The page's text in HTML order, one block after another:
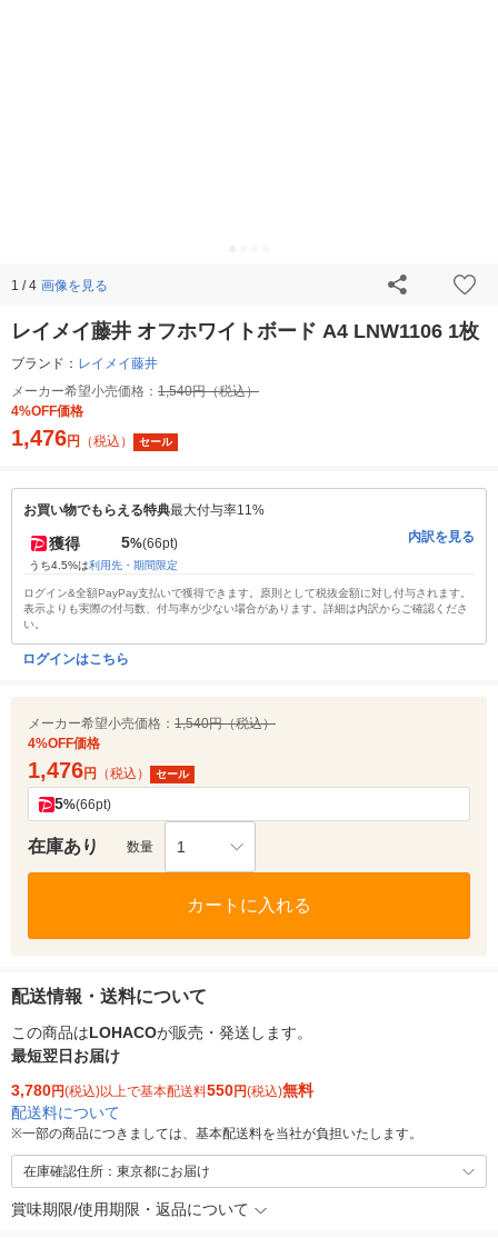
1 / 4 画像を見る
レイメイ藤井 オフホワイトボード A4 LNW1106 1枚
ブランド： レイメイ藤井
メーカー希望小売価格： 1,540円（税込）
4%OFF価格
1,476円 （税込） セール
お買い物でもらえる特典最大付与率11%
獲得 5%(66pt)
うち4.5%は利用先・期間限定
内訳を見る
ログイン&全額PayPay支払いで獲得できます。原則として税抜金額に対し付与されます。
表示よりも実際の付与数、付与率が少ない場合があります。詳細は内訳からご確認くださ
い。
ログインはこちら
メーカー希望小売価格： 1,540円（税込）
4%OFF価格
1,476円 （税込） セール
5%(66pt)
在庫あり 数量 1
カートに入れる
配送情報・送料について
この商品はLOHACOが販売・発送します。
最短翌日お届け
3,780円(税込)以上で基本配送料550円(税込)無料
配送料について
※一部の商品につきましては、基本配送料を当社が負担いたします。
在庫確認住所：東京都にお届け
賞味期限/使用期限・返品について